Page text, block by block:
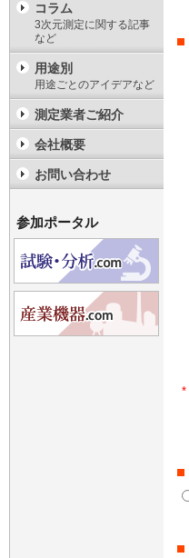
*
コラム
3次元測定に関する記事
など
用途別
用途ごとのアイデアなど
測定業者ご紹介
会社概要
お問い合わせ
参加ポータル